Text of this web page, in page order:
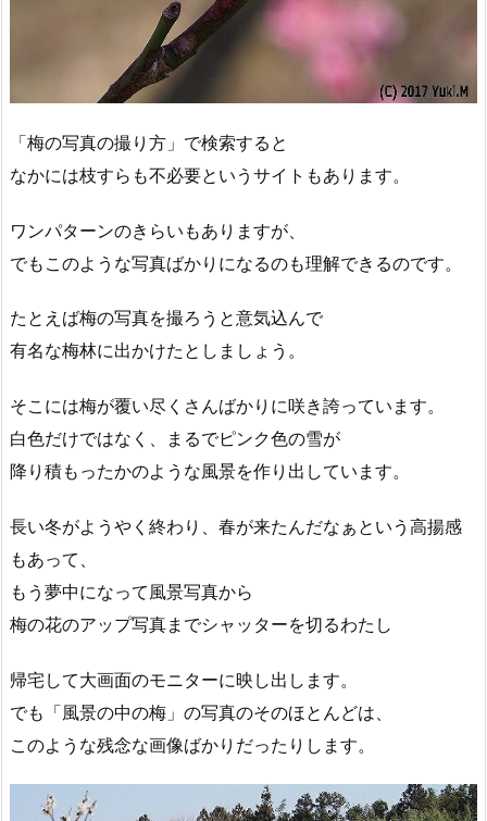
「梅の写真の撮り方」で検索すると
なかには枝すらも不必要というサイトもあります。
ワンパターンのきらいもありますが、
でもこのような写真ばかりになるのも理解できるのです。
たとえば梅の写真を撮ろうと意気込んで
有名な梅林に出かけたとしましょう。
そこには梅が覆い尽くさんばかりに咲き誇っています。
白色だけではなく、まるでピンク色の雪が
降り積もったかのような風景を作り出しています。
長い冬がようやく終わり、春が来たんだなぁという高揚感
もあって、
もう夢中になって風景写真から
梅の花のアップ写真までシャッターを切るわたし
帰宅して大画面のモニターに映し出します。
でも「風景の中の梅」の写真のそのほとんどは、
このような残念な画像ばかりだったりします。